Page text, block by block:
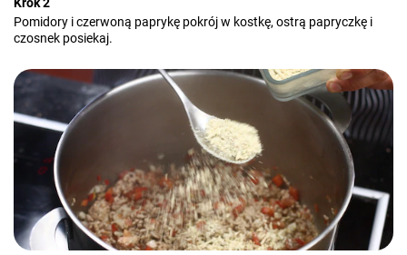
Pomidory i czerwoną paprykę pokrój w kostkę, ostrą papryczkę i
czosnek posiekaj.